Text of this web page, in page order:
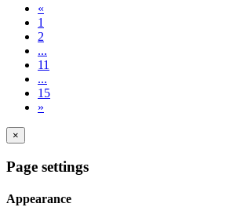
«
1
2
...
11
...
15
»
×
Page settings
Appearance